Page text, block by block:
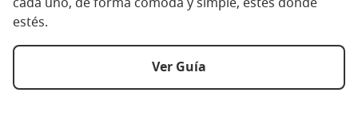
estés.
Ver Guía